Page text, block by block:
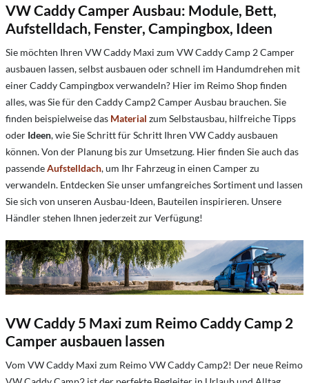
VW Caddy Camper Ausbau: Module, Bett,
Aufstelldach, Fenster, Campingbox, Ideen
Sie möchten Ihren VW Caddy Maxi zum VW Caddy Camp 2 Camper
ausbauen lassen, selbst ausbauen oder schnell im Handumdrehen mit
einer Caddy Campingbox verwandeln? Hier im Reimo Shop finden
alles, was Sie für den Caddy Camp2 Camper Ausbau brauchen. Sie
finden beispielweise das Material zum Selbstausbau, hilfreiche Tipps
oder Ideen, wie Sie Schritt für Schritt Ihren VW Caddy ausbauen
können. Von der Planung bis zur Umsetzung. Hier finden Sie auch das
passendeAufstelldach, um Ihr Fahrzeug in einen Camper zu
verwandeln. Entdecken Sie unser umfangreiches Sortiment und lassen
Sie sich von unseren Ausbau-Ideen, Bauteilen inspirieren. Unsere
Händler stehen Ihnen jederzeit zur Verfügung!
VW Caddy 5 Maxi zum Reimo Caddy Camp 2
Camper ausbauen lassen
Vom VW Caddy Maxi zum Reimo VW Caddy Camp2! Der neue Reimo